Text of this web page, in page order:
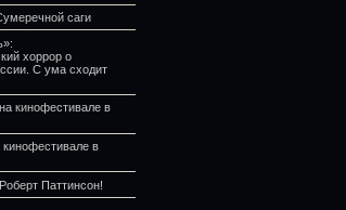
саги
хоррор о
С ума сходит
кинофестивале в
в
Паттинсон!